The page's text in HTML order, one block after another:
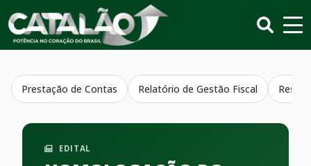
Prestação de Contas Relatório de Gestão Fiscal
EDITAL